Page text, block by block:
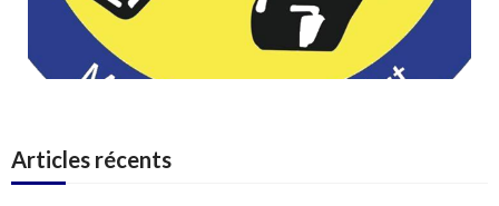
Articles récents